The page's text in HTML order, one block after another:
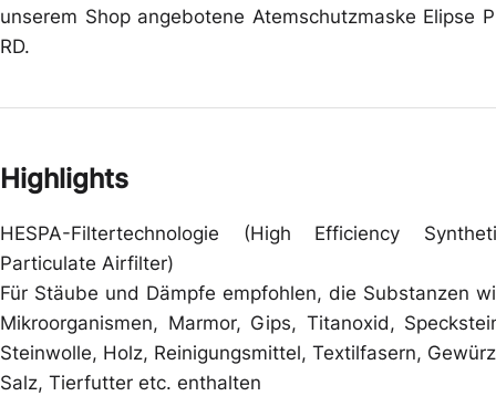
unserem Shop angebotene Atemschutzmaske Elipse
RD.
Highlights
HESPA-Filtertechnologie (High Efficiency
Particulate Airfilter)
Für Stäube und Dämpfe empfohlen, die Substanzen
Mikroorganismen, Marmor, Gips, Titanoxid,
Steinwolle, Holz, Reinigungsmittel, Textilfasern,
Salz, Tierfutter etc. enthalten